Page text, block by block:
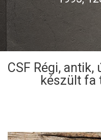
CSF Régi,
készült fa